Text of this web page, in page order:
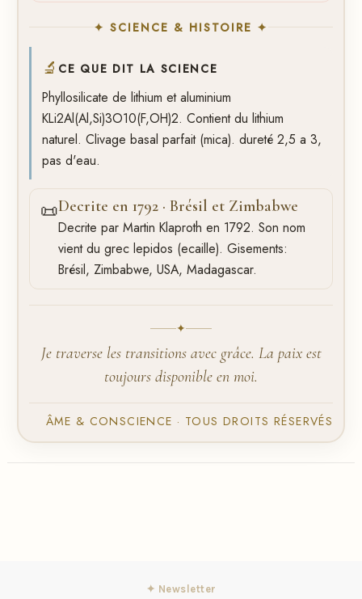
✦ SCIENCE & HISTOIRE ✦
🔬 CE QUE DIT LA SCIENCE
Phyllosilicate de lithium et aluminium
KLi2Al(Al,Si)3O10(F,OH)2. Contient du lithium
naturel. Clivage basal parfait (mica). dureté 2,5 a 3,
pas d'eau.
📜Decrite en 1792 · Brésil et Zimbabwe
Decrite par Martin Klaproth en 1792. Son nom
vient du grec lepidos (ecaille). Gisements:
Brésil, Zimbabwe, USA, Madagascar.
✦
Je traverse les transitions avec grâce. La paix est
toujours disponible en moi.
ÂME & CONSCIENCE · TOUS DROITS RÉSERVÉS
✦ Newsletter